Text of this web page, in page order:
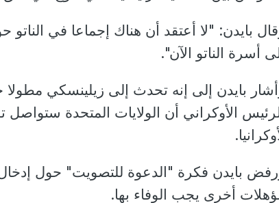
بايدن: "لا أعتقد أن هناك إجماعا في الناتو
أسرة الناتو الآن".
بايدن إلى إنه تحدث إلى زيلينسكي مطولا
الأوكراني أن الولايات المتحدة ستواصل
بايدن فكرة "الدعوة للتصويت" حول إدخال
أخرى يجب الوفاء بها.